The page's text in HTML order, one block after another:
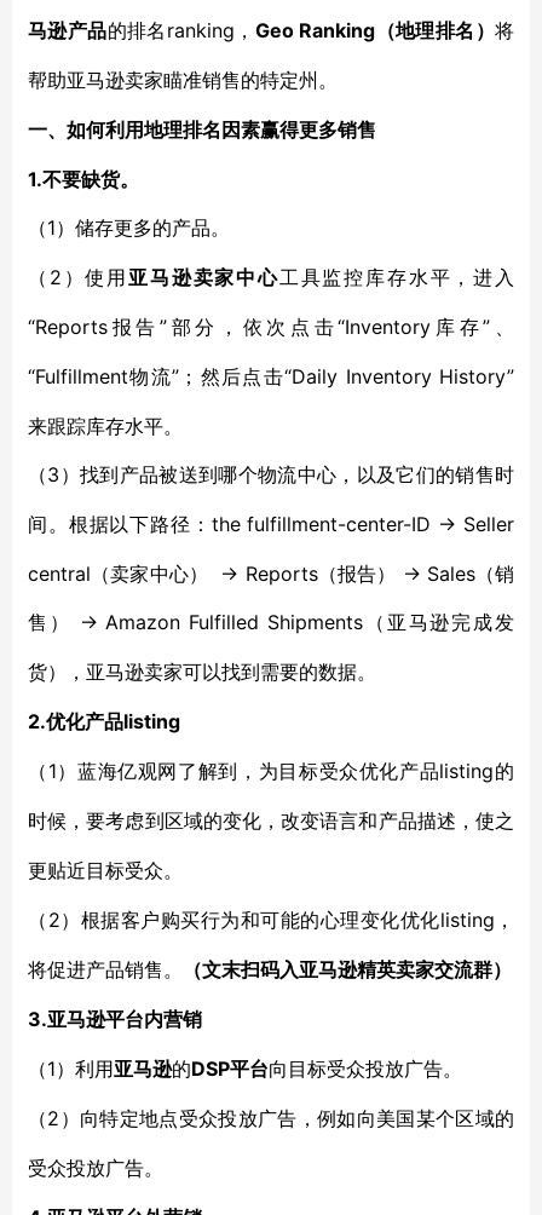
马逊产品的排名 ranking， Geo Ranking （地理排名 ）将
帮助亚马逊卖家瞄准销售的特定州 。
一、如何利用地理排名因素赢得更多销售
1.不要缺货。
（1）储存更多的产品。
（ 2 ）使用 亚马逊卖家中心工具监控 库存水平 ，进入
“Reports报告”部分，依次点击“Inventory 库存”、
“Fulfillment物流”；然后点击“Daily Inventory History”
来跟踪库存水平。
（3）找到产品被送到哪个物流中心 ， 以及它们的销售时
间。 根据以下路径： the fulfillment-center-ID → Seller
central（卖家中心） → Reports（报告） → Sales（销
售） → Amazon Fulfilled Shipments（ 亚马逊完成发
货），亚马逊卖家可以找到需要的数据。
2.优化产品listing
（ 1）蓝海亿观网了解到， 为目标受众优化产品listing的
时候，要考虑到区域的变化 ，改变语言和产品描述，使之
更贴近目标受众。
（ 2）根据客户购买行为和可能的心理变化优化listing，
将促进产品销售。 （文末扫码入亚马逊精英卖家交流群）
3.亚马逊平台内营销
（1）利用亚马逊的DSP平台向目标受众投放广告。
（2） 向特定地点受众投放广告，例如向美国某个区域的
受众投放广告。